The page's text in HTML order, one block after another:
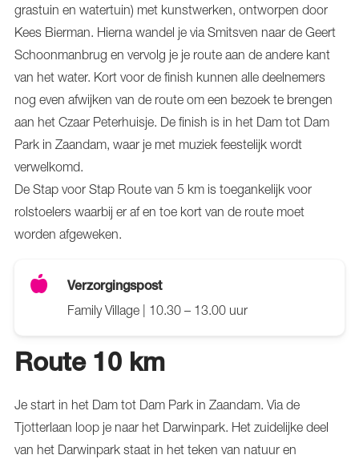
grastuin en watertuin) met kunstwerken, ontworpen door
Kees Bierman. Hierna wandel je via Smitsven naar de Geert
Schoonmanbrug en vervolg je je route aan de andere kant
van het water. Kort voor de finish kunnen alle deelnemers
nog even afwijken van de route om een bezoek te brengen
aan het Czaar Peterhuisje. De finish is in het Dam tot Dam
Park in Zaandam, waar je met muziek feestelijk wordt
verwelkomd.
De Stap voor Stap Route van 5 km is toegankelijk voor
rolstoelers waarbij er af en toe kort van de route moet
worden afgeweken.
Verzorgingspost
Family Village | 10.30 – 13.00 uur
Route 10 km
Je start in het Dam tot Dam Park in Zaandam. Via de
Tjotterlaan loop je naar het Darwinpark. Het zuidelijke deel
van het Darwinpark staat in het teken van natuur en